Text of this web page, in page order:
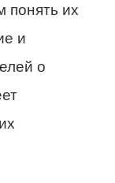
понять их
и
о